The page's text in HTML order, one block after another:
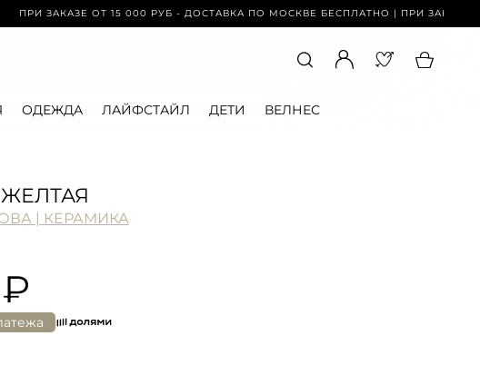
ОТ 15 000 РУБ - ДОСТАВКА ПО МОСКВЕ БЕСПЛАТНО | ПРИ ЗАКАЗЕ ОТ 15
ОДЕЖДА ЛАЙФСТАЙЛ ДЕТИ ВЕЛНЕС
| КЕРАМИКА